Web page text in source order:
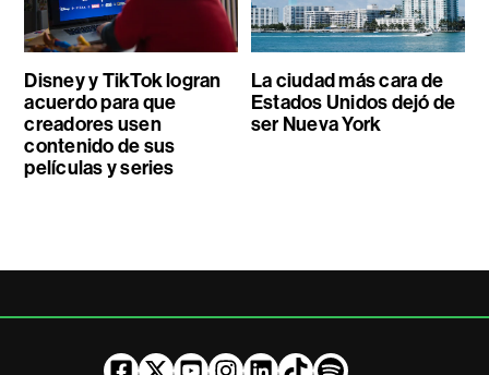
Disney y TikTok logran
acuerdo para que
creadores usen
contenido de sus
películas y series
La ciudad más cara de
Estados Unidos dejó de
ser Nueva York